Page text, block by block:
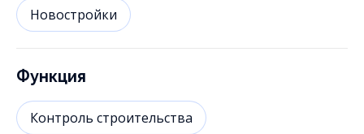
Новостройки
Функция
Контроль строительства